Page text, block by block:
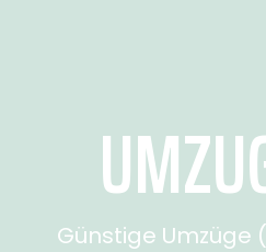
Günstige Umzüge